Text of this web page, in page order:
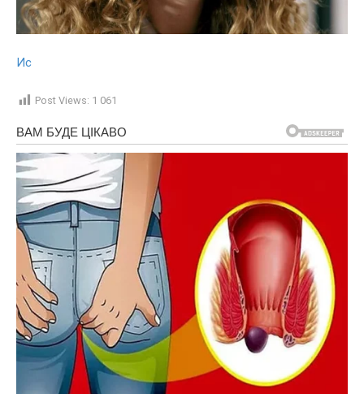
Ис
Post Views: 1 061